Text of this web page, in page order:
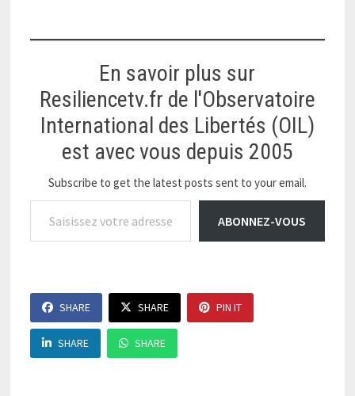
En savoir plus sur
Resiliencetv.fr de l'Observatoire
International des Libertés (OIL)
est avec vous depuis 2005
Subscribe to get the latest posts sent to your email.
Saisissez votre adresse e-mail…
ABONNEZ-VOUS
SHARE SHARE PIN IT
SHARE SHARE